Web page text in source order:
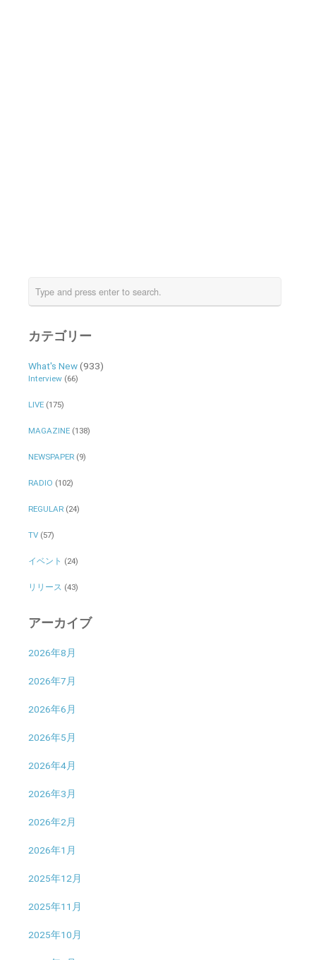
カテゴリー
What's New(933)
Interview(66)
LIVE(175)
MAGAZINE(138)
NEWSPAPER(9)
RADIO (102)
REGULAR(24)
TV(57)
イベント (24)
リリース (43)
アーカイブ
2026年8月
2026年7月
2026年6月
2026年5月
2026年4月
2026年3月
2026年2月
2026年1月
2025年12月
2025年11月
2025年10月